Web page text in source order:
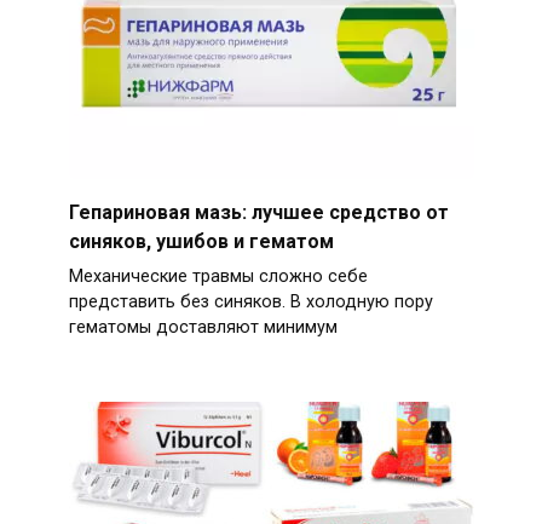
Гепариновая мазь: лучшее средство от
синяков, ушибов и гематом
Механические травмы сложно себе
представить без синяков. В холодную пору
гематомы доставляют минимум